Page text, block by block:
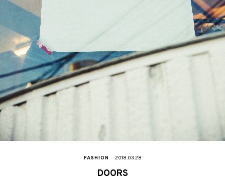
FASHION 2018.03.28
DOORS